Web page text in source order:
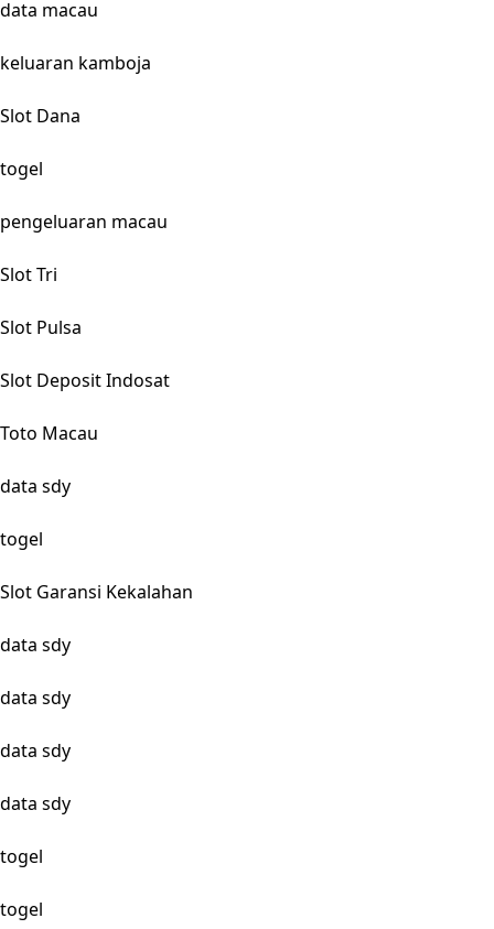
data macau
keluaran kamboja
Slot Dana
togel
pengeluaran macau
Slot Tri
Slot Pulsa
Slot Deposit Indosat
Toto Macau
data sdy
togel
Slot Garansi Kekalahan
data sdy
data sdy
data sdy
data sdy
togel
togel